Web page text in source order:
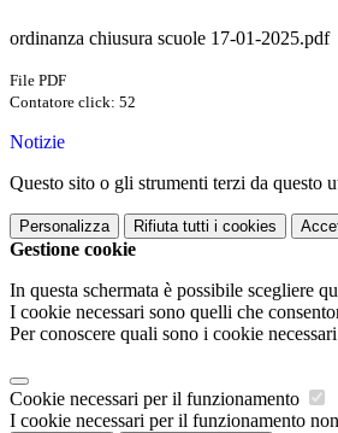
ordinanza chiusura scuole 17-01-2025.pdf
File PDF
Contatore click: 52
Notizie
Questo sito o gli strumenti terzi da questo
Personalizza Rifiuta tutti i cookies
Gestione cookie
In questa schermata è possibile scegliere
I cookie necessari sono quelli che
Per conoscere quali sono i cookie
Cookie necessari per il funzionamento
I cookie necessari per il funzionamento